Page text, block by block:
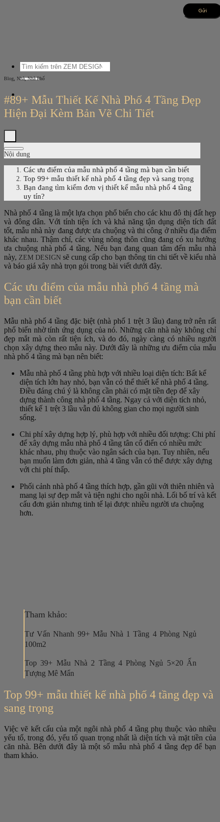
Tìm
kiếm:
Blog Nhà,Nhà Phố
#89+ Mẫu Thiết Kế Nhà Phố 4 Tầng Đẹp
Hiện Đại Kèm Bản Vẽ Chi Tiết
Nội dung
Các ưu điểm của mẫu nhà phố 4 tầng mà bạn cần biết
Top 99+ mẫu thiết kế nhà phố 4 tầng đẹp và sang trọng
Bạn đang tìm kiếm đơn vị thiết kế mẫu nhà phố 4 tầng
uy tín?
Nhà phố 4 tầng là một lựa chọn phổ biến cho các khu đô thị đất hẹp
và đông dân. Với tính tiện ích và khả năng tận dụng diện tích đất
tốt, mẫu nhà này đang được ưa chuộng và thi công ở nhiều địa điểm
khác nhau. Thậm chí, các vùng nông thôn cũng đang có xu hướng
ưa chuộng nhà phố 4 tầng. Nếu bạn đang quan tâm đến mẫu nhà
này, ZEM DESIGN sẽ cung cấp cho bạn thông tin chi tiết về kiểu nhà
và báo giá xây nhà trọn gói trong bài viết dưới đây.
Các ưu điểm của mẫu nhà phố 4 tầng mà
bạn cần biết
Mẫu nhà phố 4 tầng đặc biệt (nhà phố 1 trệt 3 lầu) đang trở nên rất
phổ biến nhờ tính ứng dụng của nó. Những căn nhà này không chỉ
đẹp mắt mà còn rất tiện ích, và do đó, ngày càng có nhiều người
chọn xây dựng theo mẫu này. Dưới đây là những ưu điểm của mẫu
nhà phố 4 tầng mà bạn nên biết:
Mẫu nhà phố 4 tầng phù hợp với nhiều loại diện tích: Bất kể
diện tích lớn hay nhỏ, bạn vẫn có thể thiết kế nhà phố 4 tầng.
Điều đáng chú ý là không cần phải có mặt tiền đẹp để xây
dựng thành công nhà phố 4 tầng. Ngay cả với diện tích nhỏ,
thiết kế 1 trệt 3 lầu vẫn đủ không gian cho mọi người sinh
sống.
Chi phí xây dựng hợp lý, phù hợp với nhiều đối tượng: Chi phí
để xây dựng mẫu nhà phố 4 tầng tân cổ điển có nhiều mức
khác nhau, phụ thuộc vào ngân sách của bạn. Tuy nhiên, nếu
bạn muốn làm đơn giản, nhà 4 tầng vẫn có thể được xây dựng
với chi phí thấp.
Phối cảnh nhà phố 4 tầng thích hợp, gần gũi với thiên nhiên và
mang lại sự đẹp mắt và tiện nghi cho ngôi nhà. Lối bố trí và kết
cấu đơn giản nhưng tinh tế lại được nhiều người ưa chuộng
hơn.
Tham khảo:
Tư Vấn Nhanh 99+ Mẫu Nhà 1 Tầng 4 Phòng Ngủ
100m2
Top 39+ Mẫu Nhà 2 Tầng 4 Phòng Ngủ 5×20 Ấn
Tượng Mê Mẩn
Top 99+ mẫu thiết kế nhà phố 4 tầng đẹp và
sang trọng
Việc vẽ kết cấu của một ngôi nhà phố 4 tầng phụ thuộc vào nhiều
yếu tố, trong đó, yếu tố quan trọng nhất là diện tích và mặt tiền của
căn nhà. Bên dưới đây là một số mẫu nhà phố 4 tầng đẹp để bạn
tham khảo.